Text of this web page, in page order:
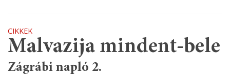
CIKKEK
Malvazija mindent-bele
Zágrábi napló 2.